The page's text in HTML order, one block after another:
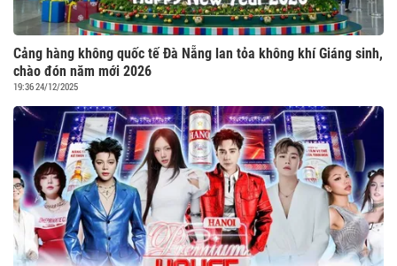
Cảng hàng không quốc tế Đà Nẵng lan tỏa không khí Giáng sinh,
chào đón năm mới 2026
19:36 24/12/2025